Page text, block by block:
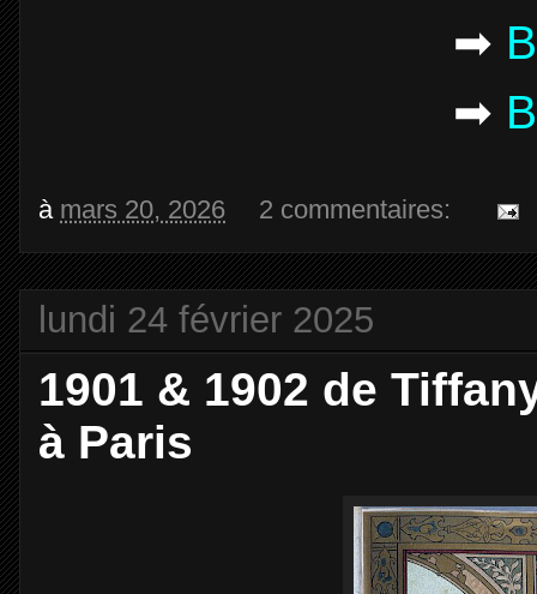
➡
➡
à mars 20, 2026 2 commentaires:
lundi 24 février 2025
1901 & 1902 de
à Paris